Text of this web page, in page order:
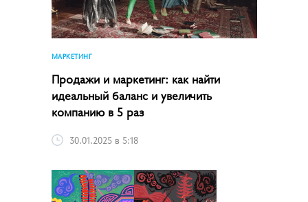
МАРКЕТИНГ
Продажи и маркетинг: как найти
идеальный баланс и увеличить
компанию в 5 раз
30.01.2025 в 5:18